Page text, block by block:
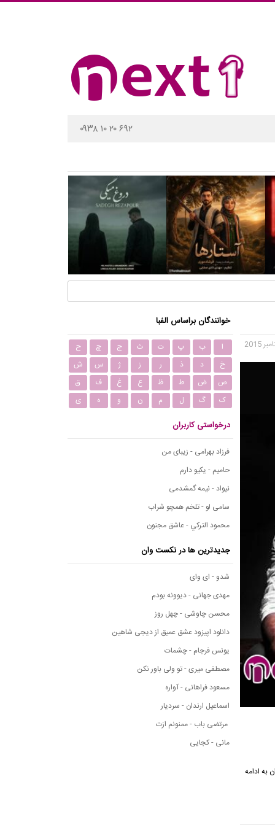
۰۹۳۸ ۱۰ ۲۰ ۶۹۲
وان به ادامه
خوانندگان براساس الفبا
ا ب پ ت ث ج چ
ح
خ
د ذ ر ز ژ س
ش
ص
ض ط ظ ع غ ف
ق
ک
گ ل م ن و ه ی
درخواستی کاربران
فرزاد بهرامی - زیبای من
حامیم - یکیو دارم
نیواد - نیمه گمشدمی
سامی لو - تلخم همچو شراب
محمود التركي - عاشق مجنون
جدیدترین ها در نکست وان
شدو - ای وای
مهدی جهانی - دیوونه بودم
محسن چاوشی - چهل روز
دانلود اپیزود عشق عمیق از دیجی شاهین
یونس فرجام - چشمات
مصطفی میری - تو ولی باور نکن
مسعود فراهانی - آواره
اسماعیل ارندان - سردیار
مرتضی باب - ممنونم ازت
مانی - کجایی